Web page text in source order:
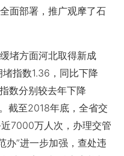
面部署，推广观摩了石
堵方面河北取得新成
指数1.36，同比下降
数分别较去年下降
截至2018年底，全省交
7000万人次，办理交管
办”进一步加强，查处违